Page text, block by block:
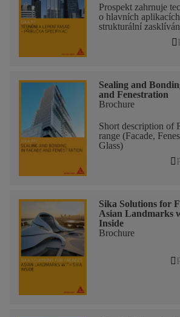
Prospekt zahrnuje
o hlavních
strukturální
zasklení, těsnění
vlivům, vodotěsné a
Sealing and
and Fenestration
Brochure
Short description of
range (Facade,
Glass)
Sika Solutions for
Asian Landmarks
Inside
Brochure